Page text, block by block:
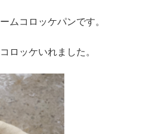
ムコロッケパンです。
ロッケいれました。